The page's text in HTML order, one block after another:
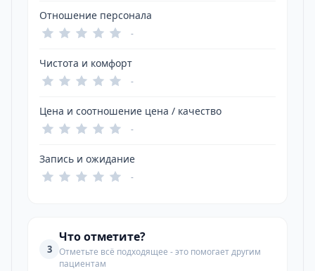
Отношение персонала
-
Чистота и комфорт
-
Цена и соотношение цена / качество
-
Запись и ожидание
-
3
Что отметите?
Отметьте всё подходящее - это помогает другим
пациентам